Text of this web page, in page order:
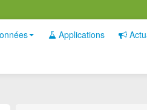
Applications